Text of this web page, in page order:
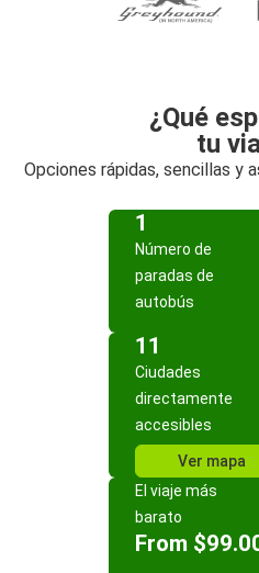
¿Qué
tu
Opciones rápidas, sencillas y
1
Número de
paradas de
autobús
11
Ciudades
directamente
accesibles
Ver mapa
El viaje más
barato
From